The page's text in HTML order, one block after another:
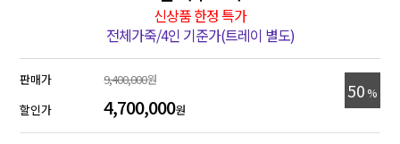
신상품 한정 특가
전체가죽/4인 기준가(트레이 별도)
50 %
판매가 9,400,000원
할인가
4,700,000원